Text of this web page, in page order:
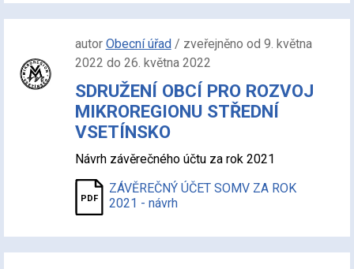
autor Obecní úřad/ zveřejněno od 9. května
2022 do 26. května 2022
SDRUŽENÍ OBCÍ PRO ROZVOJ
MIKROREGIONU STŘEDNÍ
VSETÍNSKO
Návrh závěrečného účtu za rok 2021
ZÁVĚREČNÝ ÚČET SOMV ZA ROK
2021 - návrh